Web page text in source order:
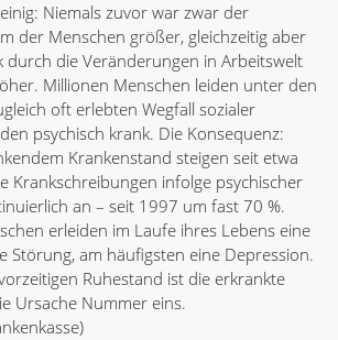
Niemals zuvor war zwar der
der Menschen größer, gleichzeitig aber
durch die Veränderungen in Arbeitswelt
Millionen Menschen leiden unter den
oft erlebten Wegfall sozialer
psychisch krank. Die Konsequenz:
Krankenstand steigen seit etwa
Krankschreibungen infolge psychischer
an – seit 1997 um fast 70 %.
erleiden im Laufe ihres Lebens eine
Störung, am häufigsten eine Depression.
Ruhestand ist die erkrankte
Ursache Nummer eins.